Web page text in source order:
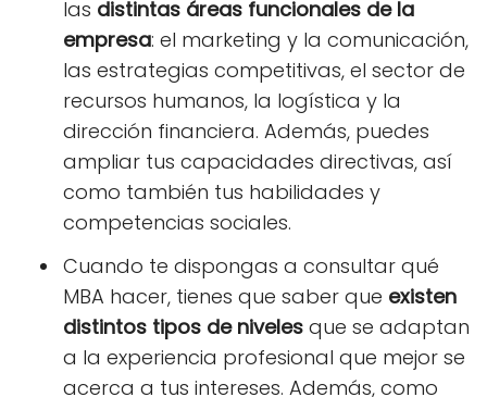
las distintas áreas funcionales de la
empresa: el marketing y la comunicación,
las estrategias competitivas, el sector de
recursos humanos, la logística y la
dirección financiera. Además, puedes
ampliar tus capacidades directivas, así
como también tus habilidades y
competencias sociales.
Cuando te dispongas a consultar qué
MBA hacer, tienes que saber que existen
distintos tipos de niveles que se adaptan
a la experiencia profesional que mejor se
acerca a tus intereses. Además, como